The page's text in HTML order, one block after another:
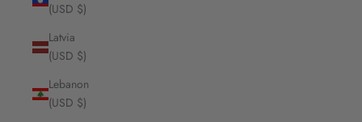
(USD $)
Latvia
(USD $)
Lebanon
(USD $)